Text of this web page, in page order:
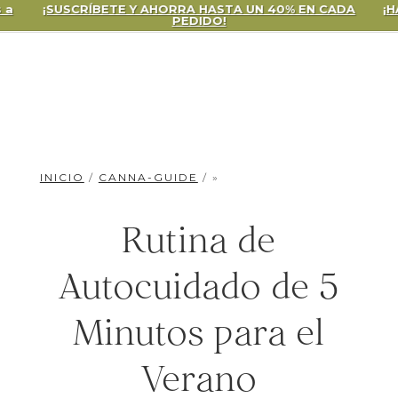
¡SUSCRÍBETE Y AHORRA HASTA UN 40% EN CADA
PEDIDO!
INICIO / CANNA-GUIDE / »
Rutina de
Autocuidado de 5
Minutos para el
Verano